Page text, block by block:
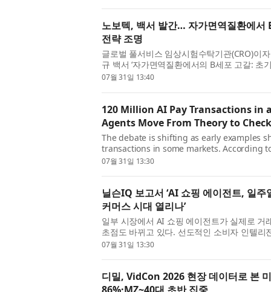
노보텍, 백서 발간… 자가면역질환에서
전략 조명
글로벌 풀서비스 임상시험수탁기관(CRO)이
규 백서 ‘자가면역질환에서의 B세포 고갈: 초
백서는 차세대 B세포 고갈 치료제의 초기 임
07월 31일 13:40
120 Million AI Pay Transactions in
Agents Move From Theory to
The debate is shifting as early examples
transactions in some markets. According
consumer intelligence company, its
07월 31일 13:30
닐슨IQ 보고서 ‘AI 쇼핑 에이전트, 일
커머스 시대 열리나’
일부 시장에서 AI 쇼핑 에이전트가 실제로
초점도 바뀌고 있다. 선도적인 소비자 인텔
글로벌 보고서 ‘커머스 혁명: 동서양의 만남
07월 31일 13:30
디밀, VidCon 2026 현장 데이터로 본